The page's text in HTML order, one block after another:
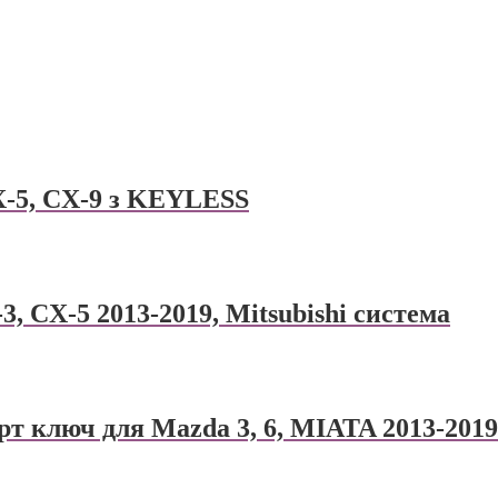
CX-9 з KEYLESS
5 2013-2019, Mitsubishi системa
ключ для Mazda 3, 6, MIATA 2013-2019